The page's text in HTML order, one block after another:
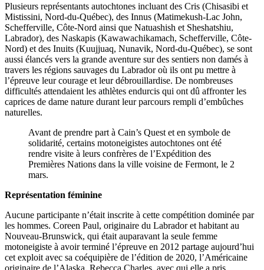
Plusieurs représentants autochtones incluant des Cris (Chisasibi et
Mistissini, Nord-du-Québec), des Innus (Matimekush-Lac John,
Schefferville, Côte-Nord ainsi que Natuashish et Sheshatshiu,
Labrador), des Naskapis (Kawawachikamach, Schefferville, Côte-
Nord) et des Inuits (Kuujjuaq, Nunavik, Nord-du-Québec), se sont
aussi élancés vers la grande aventure sur des sentiers non damés à
travers les régions sauvages du Labrador où ils ont pu mettre à
l’épreuve leur courage et leur débrouillardise. De nombreuses
difficultés attendaient les athlètes endurcis qui ont dû affronter les
caprices de dame nature durant leur parcours rempli d’embûches
naturelles.
Avant de prendre part à Cain’s Quest et en symbole de
solidarité, certains motoneigistes autochtones ont été
rendre visite à leurs confrères de l’Expédition des
Premières Nations dans la ville voisine de Fermont, le 2
mars.
Représentation féminine
Aucune participante n’était inscrite à cette compétition dominée par
les hommes. Coreen Paul, originaire du Labrador et habitant au
Nouveau-Brunswick, qui était auparavant la seule femme
motoneigiste à avoir terminé l’épreuve en 2012 partage aujourd’hui
cet exploit avec sa coéquipière de l’édition de 2020, l’Américaine
originaire de l’Alaska, Rebecca Charles, avec qui elle a pris